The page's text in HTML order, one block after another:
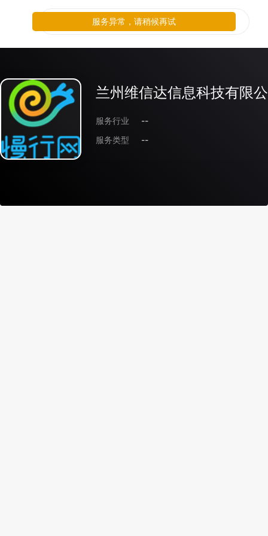
兰州维信达信息科技有限
服务行业
--
服务类型
--
服务异常，请稍候再试